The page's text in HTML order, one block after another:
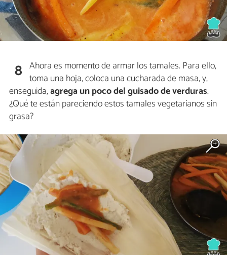
8 Ahora es momento de armar los tamales. Para ello,
toma una hoja, coloca una cucharada de masa, y,
enseguida,agrega un poco del guisado de verduras.
¿Qué te están pareciendo estos tamales vegetarianos sin
grasa?